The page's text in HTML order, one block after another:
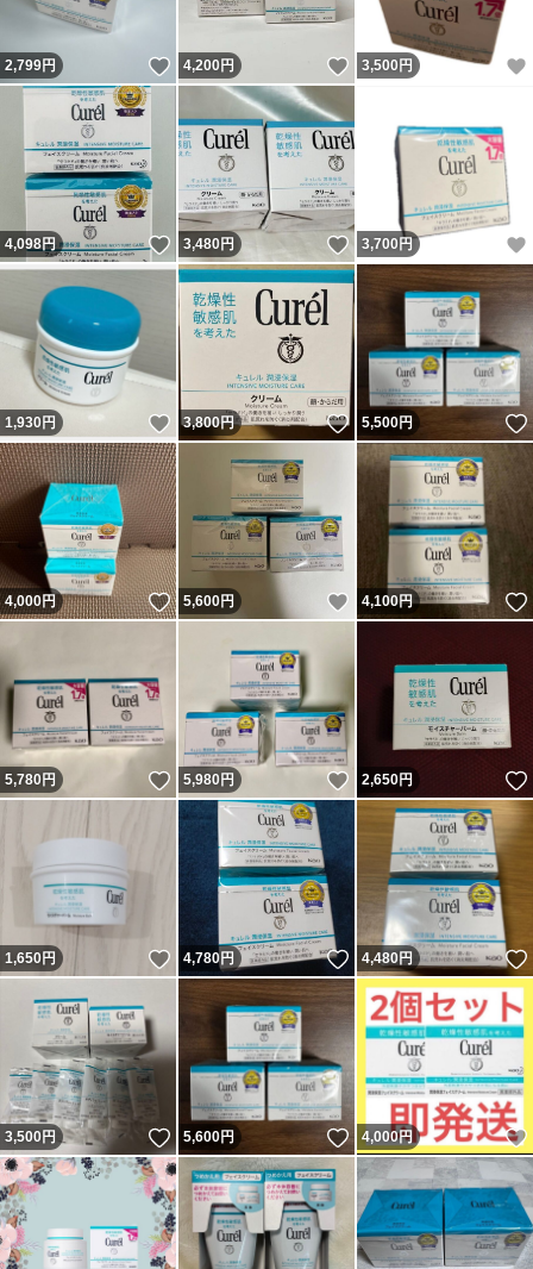
2,799円 いいね！
4,200円 いいね！
3,500 円
4,098円 いいね！
3,480円 いいね！
3,700 円
1,930円 いいね！
3,800円 いいね！
5,500円
4,000円 いいね！
5,600円 いいね！
4,100円
5,780円 いいね！
5,980円 いいね！
2,650円
1,650円 いいね！
4,780円 いいね！
4,480円
3,500円 いいね！
5,600円 いいね！
4,000円